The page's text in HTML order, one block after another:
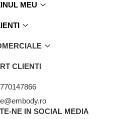
MEU
CLIENTI
NE IN SOCIAL MEDIA